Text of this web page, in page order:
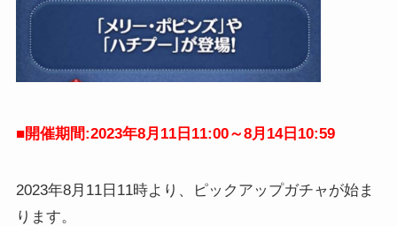
■開催期間:2023年8月11日11:00～8月14日10:59
2023年8月11日11時より、ピックアップガチャが始ま
ります。